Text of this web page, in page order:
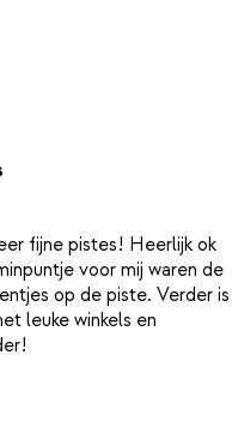
fijne pistes! Heerlijk ok
voor mij waren de
op de piste. Verder is
leuke winkels en